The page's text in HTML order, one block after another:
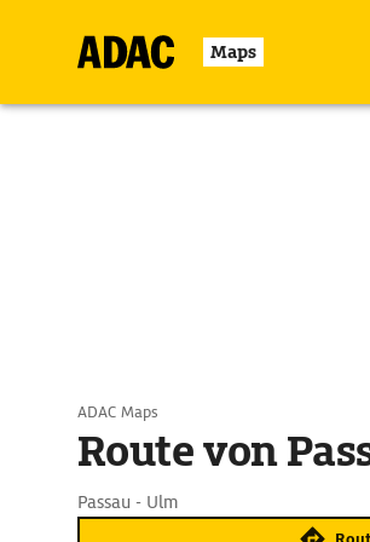
Maps
ADAC Maps
Route von
Passau - Ulm